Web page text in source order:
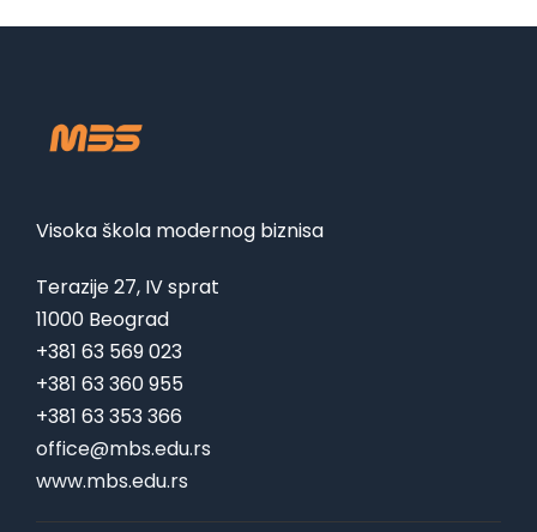
Visoka škola modernog biznisa
Terazije 27, IV sprat
11000 Beograd
+381 63 569 023
+381 63 360 955
+381 63 353 366
office@mbs.edu.rs
www.mbs.edu.rs